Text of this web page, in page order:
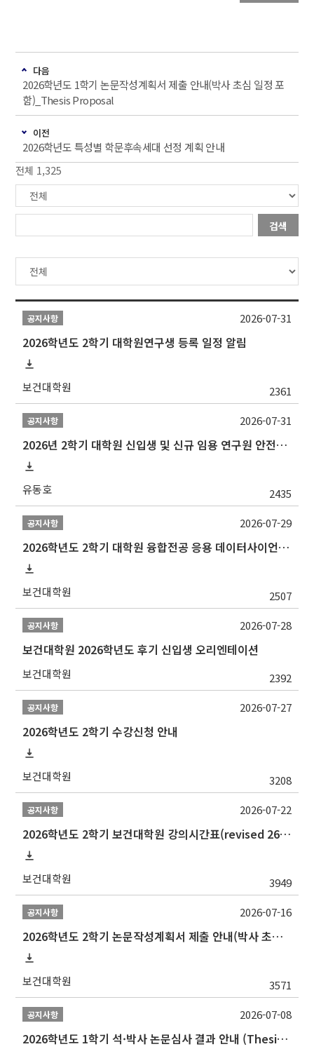
다음
2026학년도 1학기 논문작성계획서 제출 안내(박사 초심 일정 포
함)_Thesis Proposal
이전
2026학년도 특성별 학문후속세대 선정 계획 안내
전체 1,325
검색
공지사항
2026학년도 2학기 대학원연구생 등록 일정 알림
보건대학원 2361
2026-07-31
공지사항
2026년 2학기 대학원 신입생 및 신규 임용 연구원 안전환경교육(신규교육) 실시 안내
유동호 2435
2026-07-31
공지사항
2026학년도 2학기 대학원 융합전공 응용 데이터사이언스 선발 계획 알림
보건대학원 2507
2026-07-29
공지사항
보건대학원 2026학년도 후기 신입생 오리엔테이션
보건대학원 2392
2026-07-28
공지사항
2026학년도 2학기 수강신청 안내
보건대학원 3208
2026-07-27
공지사항
2026학년도 2학기 보건대학원 강의시간표(revised 260803)(2026 2nd SEMESTER SNU GSPH TIMETABLE)
보건대학원 3949
2026-07-22
공지사항
2026학년도 2학기 논문작성계획서 제출 안내(박사 초심 일정 포함)_Thesis Proposal
보건대학원 3571
2026-07-16
공지사항
2026학년도 1학기 석·박사 논문심사 결과 안내 (Thesis Defense Result)
2026-07-08